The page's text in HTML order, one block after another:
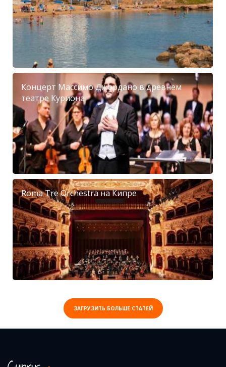
Концерт Массимо Джордано в древнем
театре Куриона
Roma Tre Orchestra на Кипре
ЗАГРУЗИТЬ БОЛЬШЕ СТАТЕЙ